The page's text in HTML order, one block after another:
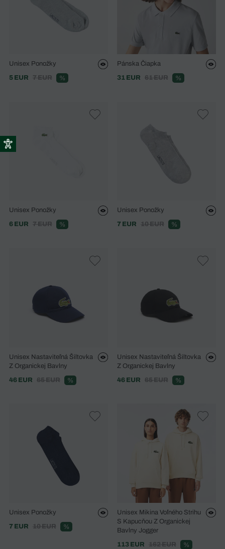
Unisex Ponožky
5 EUR
7 EUR %
Pánska Čiapka
31 EUR
61 EUR %
Unisex Ponožky
6 EUR
7 EUR %
Unisex Ponožky
7 EUR
10 EUR %
Unisex Nastaviteľná Šiltovka
Z Organickej Bavlny
46 EUR
65 EUR %
Unisex Nastaviteľná Šiltovka
Z Organickej Bavlny
46 EUR
65 EUR %
Unisex Ponožky
7 EUR
10 EUR %
Unisex Mikina Voľného Strihu
S Kapucňou Z Organickej
Bavlny Jogger
113 EUR
162 EUR %